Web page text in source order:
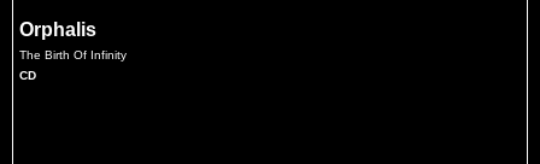
Orphalis
The Birth Of Infinity
CD